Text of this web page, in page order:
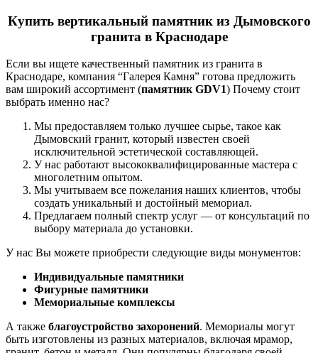
Купить вертикальный памятник из Дымовского
гранита в Краснодаре
Если вы ищете качественный памятник из гранита в
Краснодаре, компания “Галерея Камня” готова предложить
вам широкий ассортимент (памятник GDV1) Почему стоит
выбрать именно нас?
Мы предоставляем только лучшее сырье, такое как
Дымовский гранит, который известен своей
исключительной эстетической составляющей.
У нас работают высококвалифицированные мастера с
многолетним опытом.
Мы учитываем все пожелания наших клиентов, чтобы
создать уникальный и достойный мемориал.
Предлагаем полный спектр услуг — от консультаций по
выбору материала до установки.
У нас Вы можете приобрести следующие виды монументов:
Индивидуальные памятники
Фигурные памятники
Мемориальные комплексы
А также благоустройство захоронений. Мемориалы могут
быть изготовлены из разных материалов, включая мрамор,